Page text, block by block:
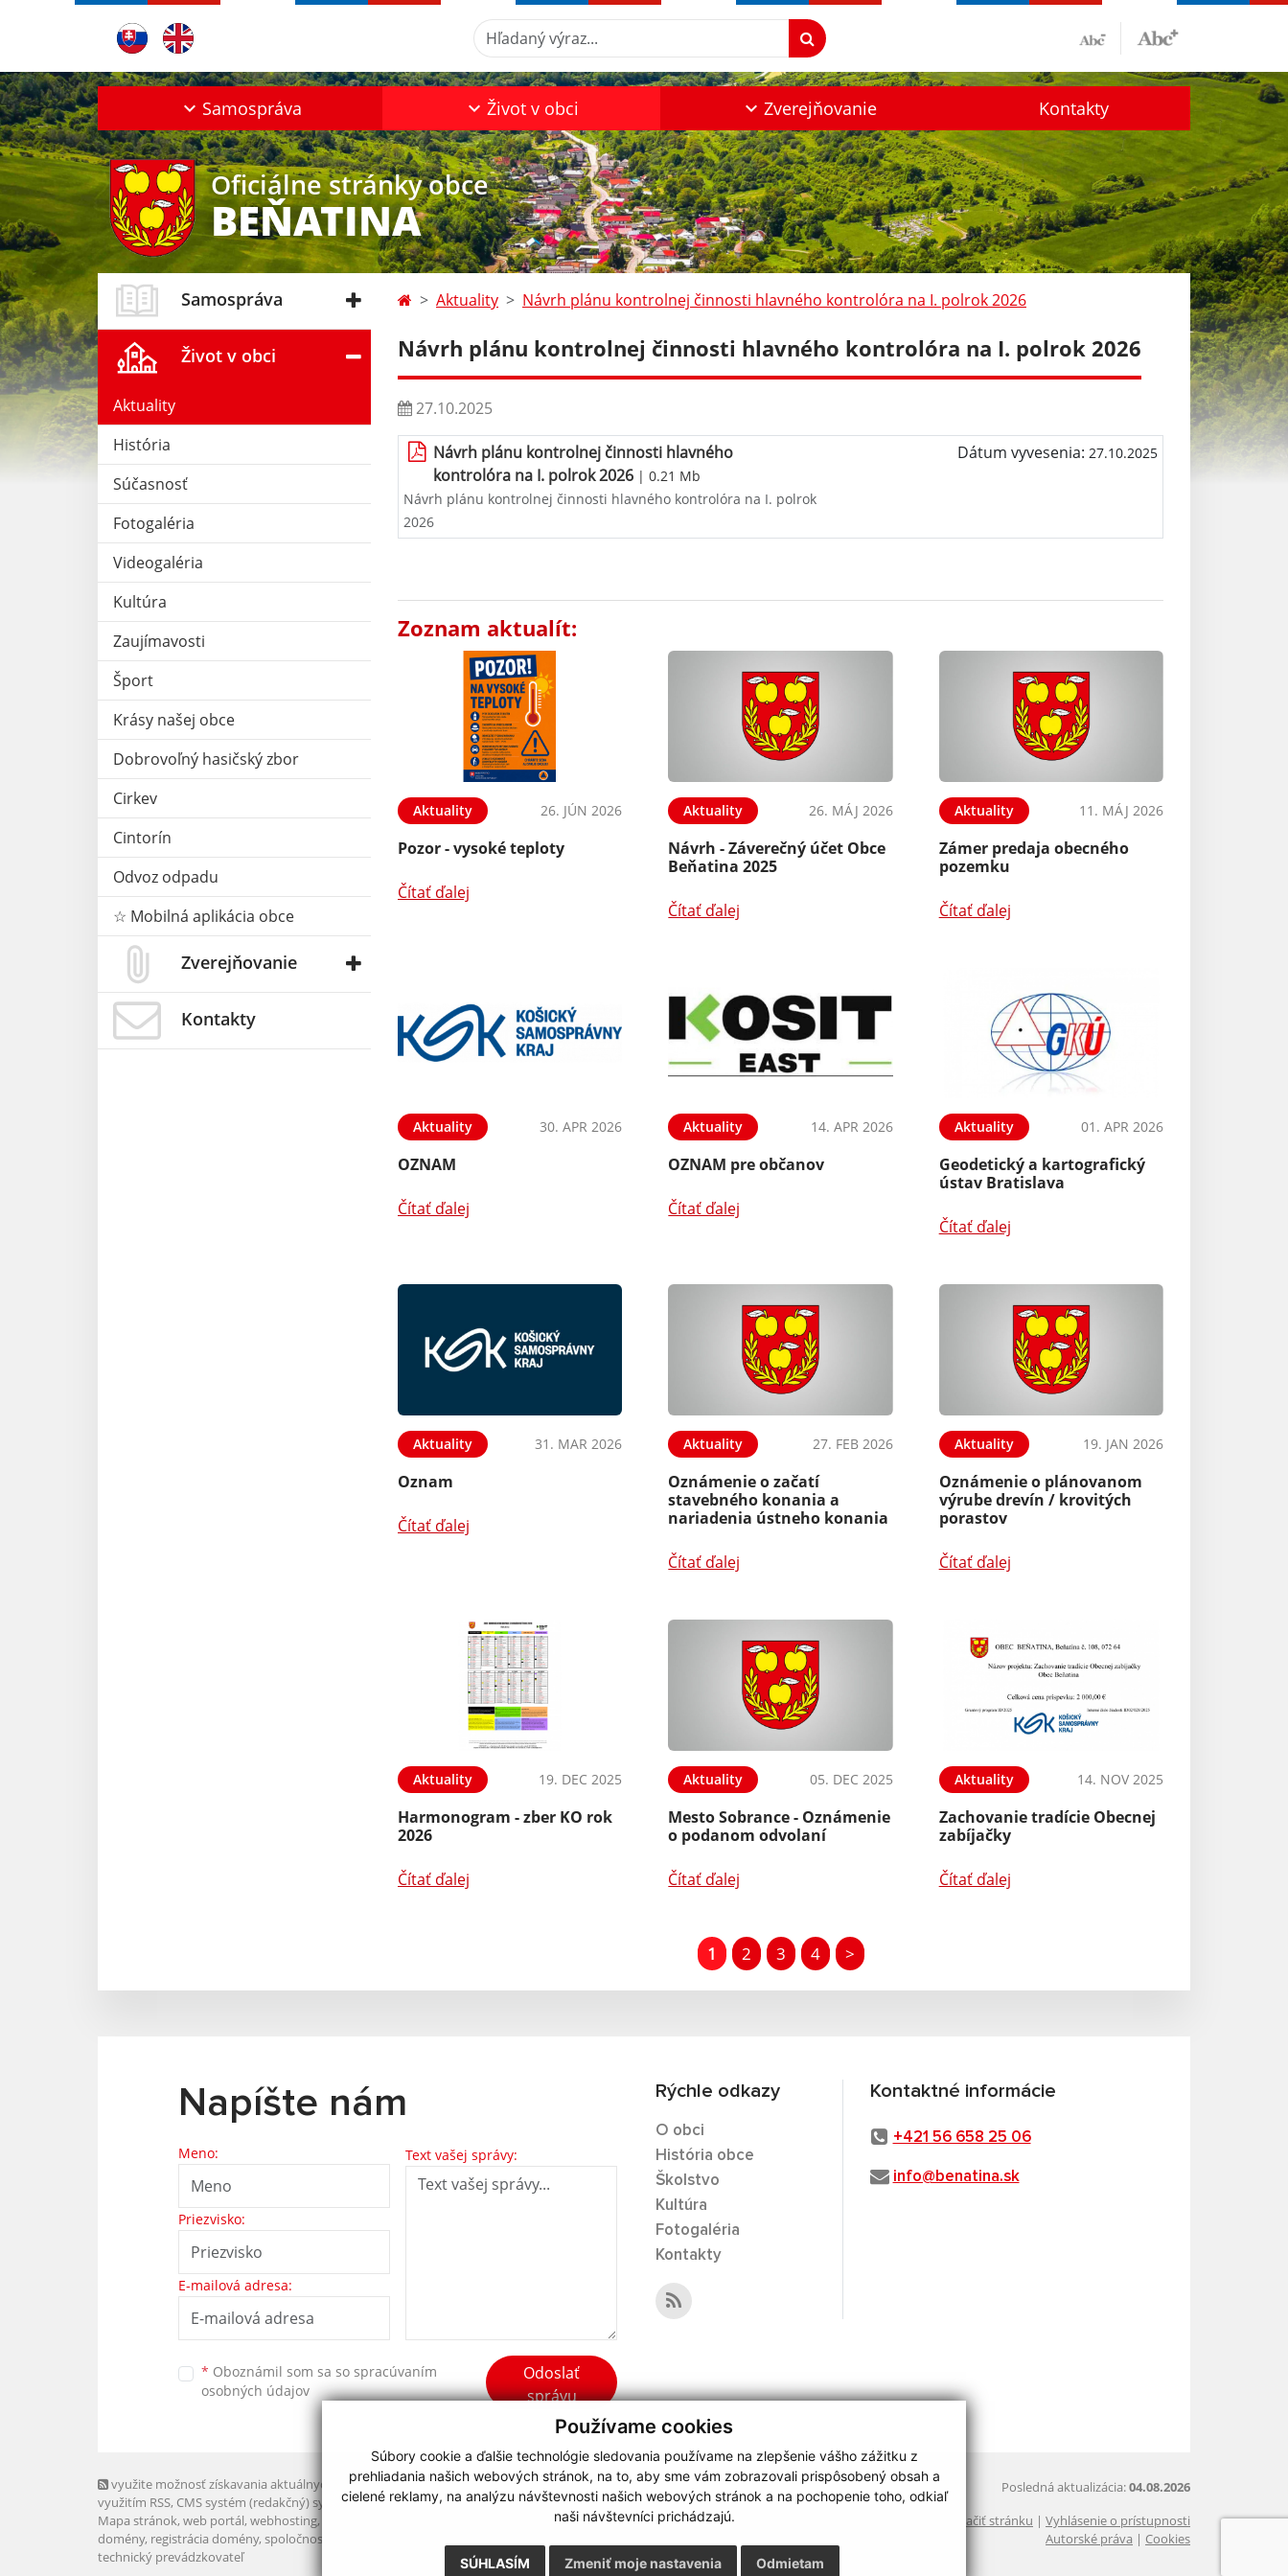
Používame cookies
Súbory cookie a ďalšie technológie sledovania používame na zlepšenie vášho zážitku z
prehliadania našich webových stránok, na to, aby sme vám zobrazovali prispôsobený obsah a
cielené reklamy, na analýzu návštevnosti našich webových stránok a na pochopenie toho, odkiaľ
naši návštevníci prichádzajú.
SÚHLASÍM Odmietam
Zmeniť moje nastavenia
Hľadaný výraz...
Samospráva Život v obci Zverejňovanie Kontakty
Oficiálne stránky obce
BEŇATINA
Samospráva
Život v obci
Aktuality
História
Súčasnosť
Fotogaléria
Videogaléria
Kultúra
Zaujímavosti
Šport
Krásy našej obce
Dobrovoľný hasičský zbor
Cirkev
Cintorín
Odvoz odpadu
☆ Mobilná aplikácia obce
Zverejňovanie
Kontakty
Aktuality Návrh plánu kontrolnej činnosti hlavného kontrolóra na I. polrok 2026
Návrh plánu kontrolnej činnosti hlavného kontrolóra na I. polrok 2026
27.10.2025
Návrh plánu kontrolnej činnosti hlavného
kontrolóra na I. polrok 2026 | 0.21 Mb
Dátum vyvesenia: 27.10.2025
Návrh plánu kontrolnej činnosti hlavného kontrolóra na I. polrok
2026
Zoznam aktualít:
Aktuality 26. JÚN 2026
Pozor - vysoké teploty
Čítať ďalej
Aktuality 26. MÁJ 2026
Návrh - Záverečný účet Obce
Beňatina 2025
Čítať ďalej
Aktuality 11. MÁJ 2026
Zámer predaja obecného
pozemku
Čítať ďalej
Aktuality 30. APR 2026
OZNAM
Čítať ďalej
Aktuality 14. APR 2026
OZNAM pre občanov
Čítať ďalej
Aktuality 01. APR 2026
Geodetický a kartografický
ústav Bratislava
Čítať ďalej
Aktuality 31. MAR 2026
Oznam
Čítať ďalej
Aktuality 27. FEB 2026
Oznámenie o začatí
stavebného konania a
nariadenia ústneho konania
Čítať ďalej
Aktuality 19. JAN 2026
Oznámenie o plánovanom
výrube drevín / krovitých
porastov
Čítať ďalej
Aktuality 19. DEC 2025
Harmonogram - zber KO rok
2026
Čítať ďalej
Aktuality 05. DEC 2025
Mesto Sobrance - Oznámenie
o podanom odvolaní
Čítať ďalej
Aktuality 14. NOV 2025
Zachovanie tradície Obecnej
zabíjačky
Čítať ďalej
1 2 3 4 >
Napíšte nám
Meno:
Priezvisko:
E-mailová adresa:
Text vašej správy:
* Oboznámil som sa so spracúvaním
osobných údajov
Odoslať
správu
Rýchle odkazy
O obci
História obce
Školstvo
Kultúra
Fotogaléria
Kontakty
Kontaktné informácie
+421 56 658 25 06
info@benatina.sk
využite možnosť získavania aktuálnych informácií s
využitím RSS, CMS systém (redakčný) systém ECHELON 2,
Mapa stránok, web portál, webhosting,
domény, registrácia domény, spoločnosť webex.digital, s.r.o.
technický prevádzkovateľ
Posledná aktualizácia:04.08.2026
Vytlačiť stránku | Vyhlásenie o prístupnosti
Autorské práva | Cookies
webdesign|